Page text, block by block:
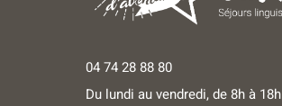
04 74 28 88 80
Du lundi au vendredi, de 8h à 18h